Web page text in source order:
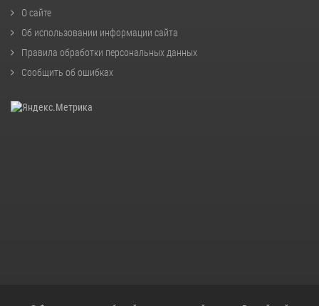
О сайте
Об использовании информации сайта
Правила обработки персональных данных
Сообщить об ошибках